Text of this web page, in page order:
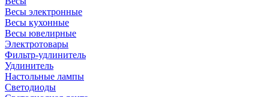
Весы электронные
Весы кухонные
Весы ювелирные
Электротовары
Фильтр-удлинитель
Удлинитель
Настольные лампы
Светодиоды